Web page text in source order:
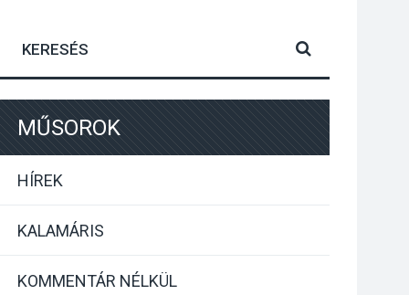
MŰSOROK
HÍREK
KALAMÁRIS
KOMMENTÁR NÉLKÜL